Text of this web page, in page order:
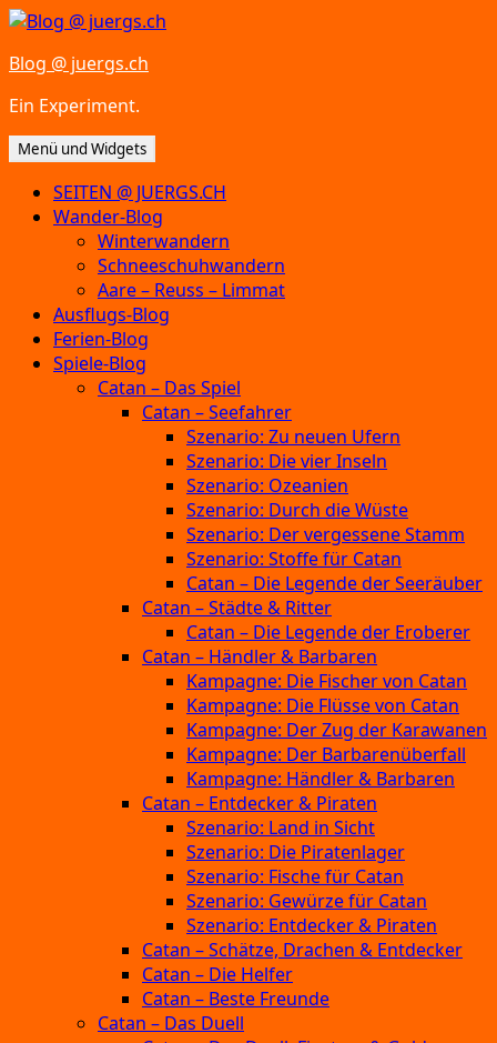
Zum
springen
Blog @ juergs.ch
Ein Experiment.
Menü und Widgets
SEITEN @ JUERGS.CH
Wander-Blog
Winterwandern
Schneeschuhwandern
Aare – Reuss – Limmat
Ausflugs-Blog
Ferien-Blog
Spiele-Blog
Catan – Das Spiel
Catan – Seefahrer
Szenario: Zu neuen Ufern
Szenario: Die vier Inseln
Szenario: Ozeanien
Szenario: Durch die Wüste
Szenario: Der vergessene Stamm
Szenario: Stoffe für Catan
Catan – Die Legende der Seeräuber
Catan – Städte & Ritter
Catan – Die Legende der Eroberer
Catan – Händler & Barbaren
Kampagne: Die Fischer von Catan
Kampagne: Die Flüsse von Catan
Kampagne: Der Zug der Karawanen
Kampagne: Der Barbarenüberfall
Kampagne: Händler & Barbaren
Catan – Entdecker & Piraten
Szenario: Land in Sicht
Szenario: Die Piratenlager
Szenario: Fische für Catan
Szenario: Gewürze für Catan
Szenario: Entdecker & Piraten
Catan – Schätze, Drachen & Entdecker
Catan – Die Helfer
Catan – Beste Freunde
Catan – Das Duell